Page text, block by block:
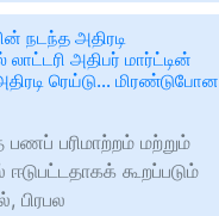
நடந்த அதிரடி
அதிபர் மார்ட்டின்
ரெய்டு… மிரண்டுபோன
பரிமாற்றம் மற்றும்
கூறப்படும்
பிரபல